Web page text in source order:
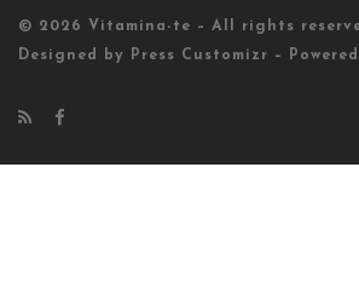
© 2026 Vitamina-te – All rights
Designed by
Press Customizr –